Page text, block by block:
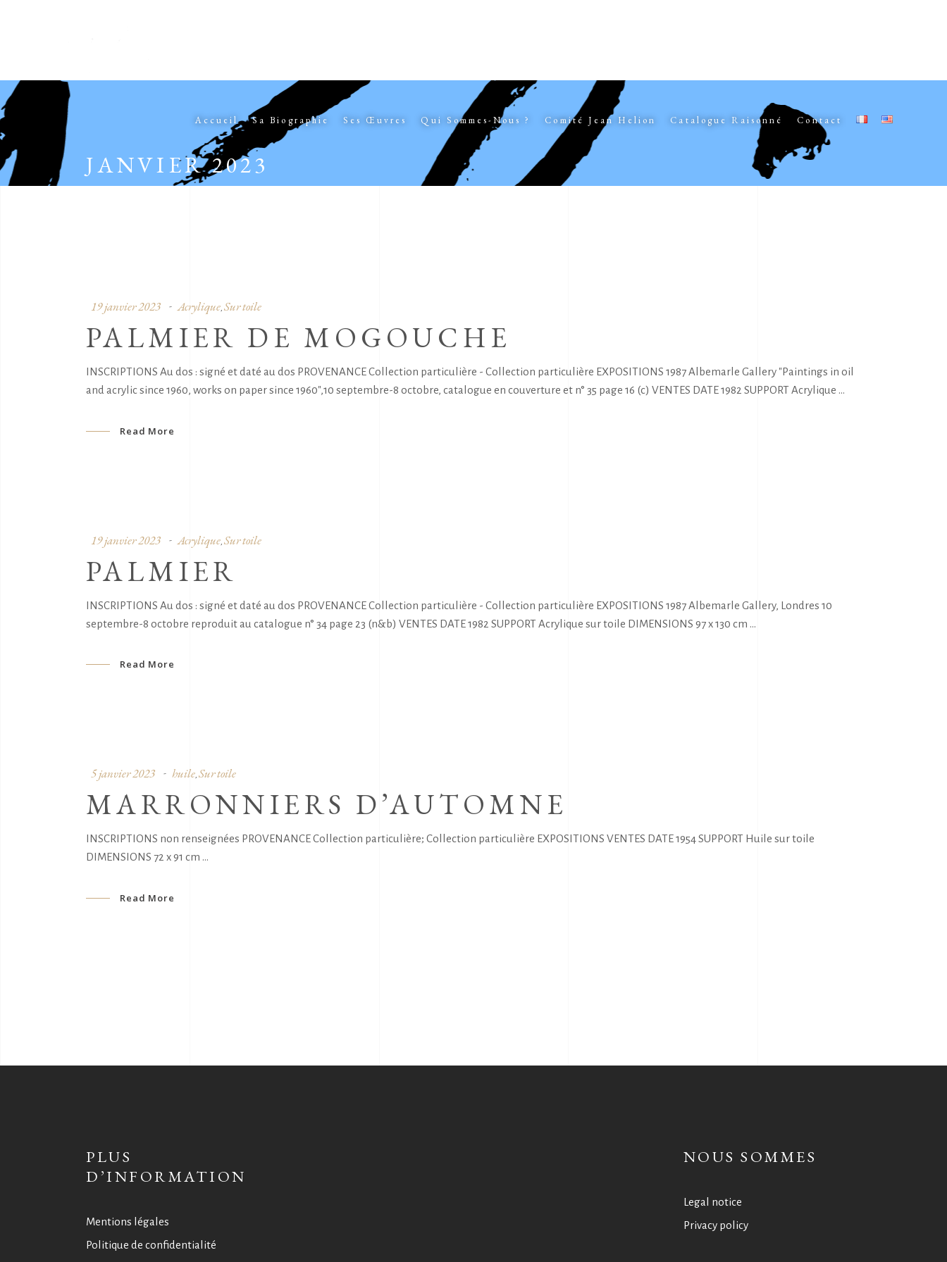
Accueil Sa Biographie Ses Œuvres Qui Sommes-Nous ? Comité Jean Helion Catalogue Raisonné Contact
JANVIER 2023
19 janvier 2023 Acrylique, Sur toile
PALMIER DE MOGOUCHE
INSCRIPTIONS Au dos : signé et daté au dos PROVENANCE Collection particulière - Collection particulière EXPOSITIONS 1987 Albemarle Gallery "Paintings in oil
and acrylic since 1960, works on paper since 1960",10 septembre-8 octobre, catalogue en couverture et n° 35 page 16 (c) VENTES DATE 1982 SUPPORT Acrylique
Read More
19 janvier 2023 Acrylique Sur toile
PALMIER
INSCRIPTIONS Au dos : signé et daté au dos PROVENANCE Collection particulière - Collection particulière EXPOSITIONS 1987 Albemarle Gallery, Londres 10
septembre-8 octobre reproduit au catalogue n° 34 page 23 (n&b) VENTES DATE 1982 SUPPORT Acrylique sur toile DIMENSIONS 97 x 130 cm
Read More
5 janvier 2023 huile, Sur toile
MARRONNIERS D’AUTOMNE
INSCRIPTIONS non renseignées PROVENANCE Collection particulière; Collection particulière EXPOSITIONS VENTES DATE 1954 SUPPORT Huile sur toile
DIMENSIONS 72 x 91 cm
Read More
PLUS
D’INFORMATION
Mentions légales
Politique de confidentialité
NOUS SOMMES
Legal notice
Privacy policy